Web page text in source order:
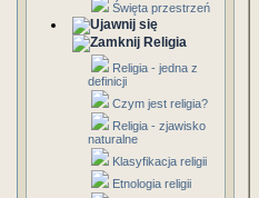
Święta przestrzeń
Religia
Religia - jedna z
definicji
Czym jest religia?
Religia - zjawisko
naturalne
Klasyfikacja religii
Etnologia religii